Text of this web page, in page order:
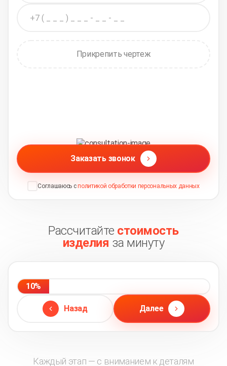
Прикрепить чертеж
Заказать звонок
Соглашаюсь с политикой обработки персональных данных
Рассчитайте стоимость
изделия за минуту
Назад
10%
Далее
Каждый этап — с вниманием к деталям